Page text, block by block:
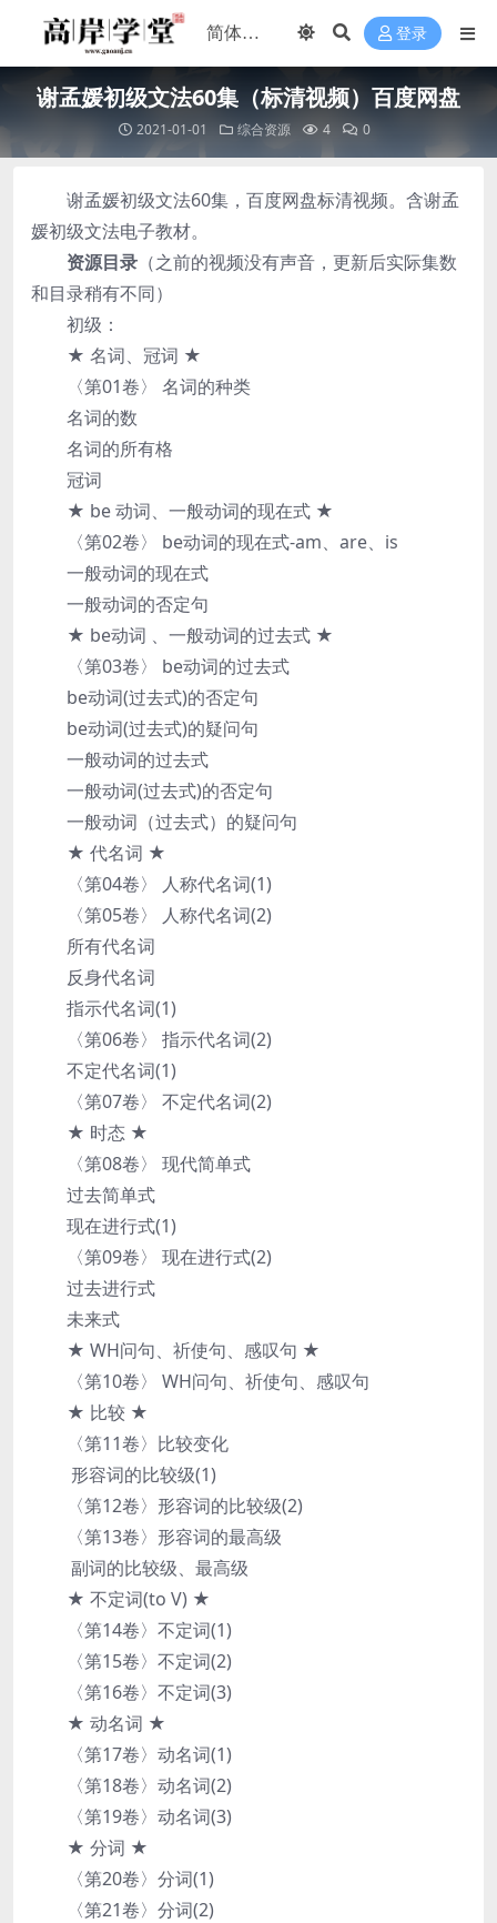
登录
谢孟媛初级文法60集（标清视频）百度网盘
2021-01-01 综合资源 4 0
谢孟媛初级文法60集，百度网盘标清视频。含谢孟
媛初级文法电子教材。
资源目录 （之前的视频没有声音，更新后实际集数
和目录稍有不同）
初级：
★ 名词、冠词 ★
〈第01卷〉 名词的种类
名词的数
名词的所有格
冠词
★ be 动词、一般动词的现在式 ★
〈第02卷〉 be动词的现在式-am、are、is
一般动词的现在式
一般动词的否定句
★ be动词 、一般动词的过去式 ★
〈第03卷〉 be动词的过去式
be动词(过去式)的否定句
be动词(过去式)的疑问句
一般动词的过去式
一般动词(过去式)的否定句
一般动词（过去式）的疑问句
★ 代名词 ★
〈第04卷〉 人称代名词(1)
〈第05卷〉 人称代名词(2)
所有代名词
反身代名词
指示代名词(1)
〈第06卷〉 指示代名词(2)
不定代名词(1)
〈第07卷〉 不定代名词(2)
★ 时态 ★
〈第08卷〉 现代简单式
过去简单式
现在进行式(1)
〈第09卷〉 现在进行式(2)
过去进行式
未来式
★ WH问句、祈使句、感叹句 ★
〈第10卷〉 WH问句、祈使句、感叹句
★ 比较 ★
〈第11卷〉比较变化
形容词的比较级(1)
〈第12卷〉形容词的比较级(2)
〈第13卷〉形容词的最高级
副词的比较级、最高级
★ 不定词(to V) ★
〈第14卷〉不定词(1)
〈第15卷〉不定词(2)
〈第16卷〉不定词(3)
★ 动名词 ★
〈第17卷〉动名词(1)
〈第18卷〉动名词(2)
〈第19卷〉动名词(3)
★ 分词 ★
〈第20卷〉分词(1)
〈第21卷〉分词(2)